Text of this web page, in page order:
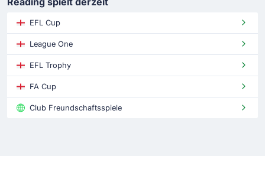
EFL Cup
League One
EFL Trophy
FA Cup
Club Freundschaftsspiele